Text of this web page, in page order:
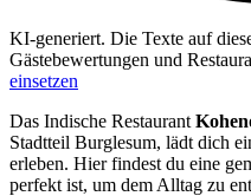
KI-generiert. Die Texte auf
Gästebewertungen und
einsetzen
Das Indische Restaurant
Stadtteil Burglesum, lädt dich
erleben. Hier findest du eine
perfekt ist, um dem Alltag zu